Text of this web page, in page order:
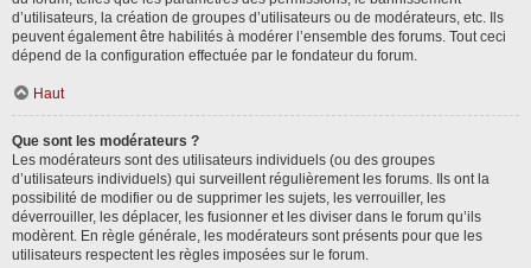
d’utilisateurs, la création de groupes d’utilisateurs ou de modérateurs, etc. Ils
peuvent également être habilités à modérer l’ensemble des forums. Tout ceci
dépend de la configuration effectuée par le fondateur du forum.
Haut
Que sont les modérateurs ?
Les modérateurs sont des utilisateurs individuels (ou des groupes
d’utilisateurs individuels) qui surveillent régulièrement les forums. Ils ont la
possibilité de modifier ou de supprimer les sujets, les verrouiller, les
déverrouiller, les déplacer, les fusionner et les diviser dans le forum qu’ils
modèrent. En règle générale, les modérateurs sont présents pour que les
utilisateurs respectent les règles imposées sur le forum.